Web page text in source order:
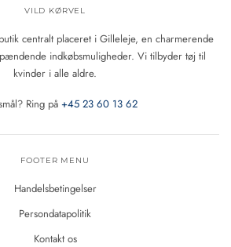
VILD KØRVEL
centralt placeret i Gilleleje, en charmerende
indkøbsmuligheder. Vi tilbyder tøj til
kvinder i alle aldre.
Ring på +45 23 60 13 62
FOOTER MENU
Handelsbetingelser
Persondatapolitik
Kontakt os